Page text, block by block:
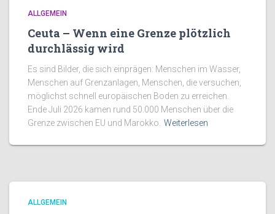
ALLGEMEIN
Ceuta – Wenn eine Grenze plötzlich
durchlässig wird
Es sind Bilder, die sich einprägen: Menschen im Wasser,
Menschen auf Grenzanlagen, Menschen, die versuchen,
möglichst schnell europäischen Boden zu erreichen.
Ende Juli 2026 kamen rund 50.000 Menschen über die
Grenze zwischen EU und Marokko. Weiterlesen
ALLGEMEIN